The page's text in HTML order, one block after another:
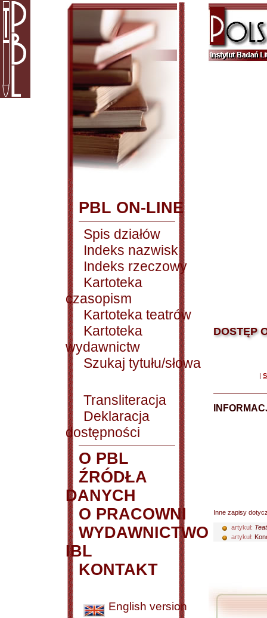
PBL ON-LINE
Spis działów
Indeks nazwisk
Indeks rzeczowy
Kartoteka
czasopism
Kartoteka teatrów
Kartoteka
wydawnictw
Szukaj tytułu/słowa
Transliteracja
Deklaracja
dostępności
O PBL
ŹRÓDŁA
DANYCH
O PRACOWNI
WYDAWNICTWO
IBL
KONTAKT
English version
DOSTĘP
|
Inne zapisy
artykuł:
artykuł: